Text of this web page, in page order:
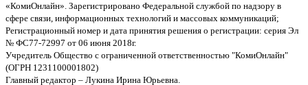
«КомиОнлайн». Зарегистрировано Федеральной службой по надзору в
сфере связи, информационных технологий и массовых коммуникаций;
Регистрационный номер и дата принятия решения о регистрации: серия Эл
№ ФС77-72997 от 06 июня 2018г.
Учредитель Общество с ограниченной ответственностью "КомиОнлайн"
(ОГРН 1231100001802)
Главный редактор – Лукина Ирина Юрьевна.